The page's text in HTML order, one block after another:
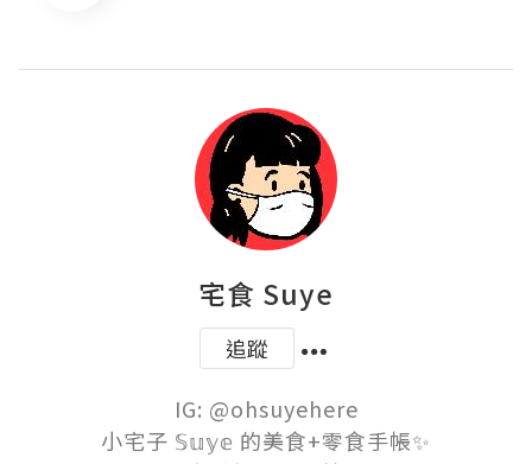
宅食 Suye
追蹤
IG: @ohsuyehere
小宅子 𝕊𝕦𝕪𝕖 的美食+零食手帳✨